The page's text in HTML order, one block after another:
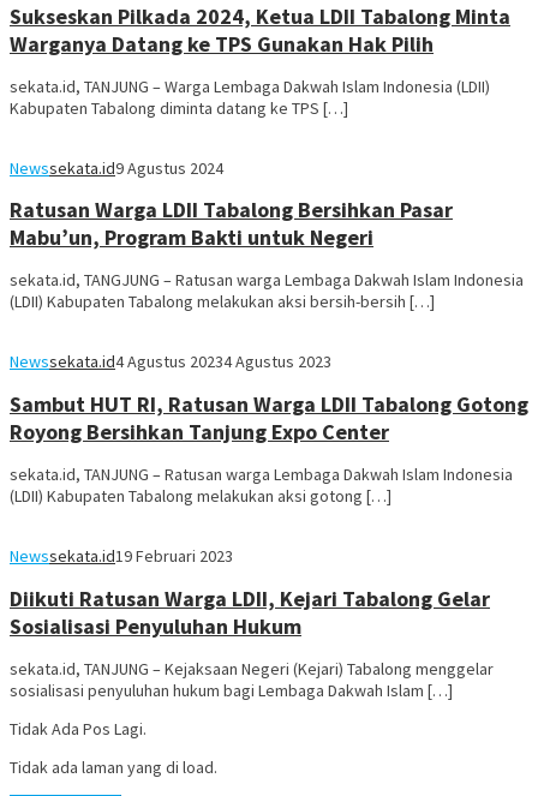
Sukseskan Pilkada 2024, Ketua LDII Tabalong Minta
Warganya Datang ke TPS Gunakan Hak Pilih
sekata.id, TANJUNG – Warga Lembaga Dakwah Islam Indonesia (LDII)
Kabupaten Tabalong diminta datang ke TPS […]
Newssekata.id9 Agustus 2024
Ratusan Warga LDII Tabalong Bersihkan Pasar
Mabu’un, Program Bakti untuk Negeri
sekata.id, TANGJUNG – Ratusan warga Lembaga Dakwah Islam Indonesia
(LDII) Kabupaten Tabalong melakukan aksi bersih-bersih […]
Newssekata.id4 Agustus 20234 Agustus 2023
Sambut HUT RI, Ratusan Warga LDII Tabalong Gotong
Royong Bersihkan Tanjung Expo Center
sekata.id, TANJUNG – Ratusan warga Lembaga Dakwah Islam Indonesia
(LDII) Kabupaten Tabalong melakukan aksi gotong […]
Newssekata.id19 Februari 2023
Diikuti Ratusan Warga LDII, Kejari Tabalong Gelar
Sosialisasi Penyuluhan Hukum
sekata.id, TANJUNG – Kejaksaan Negeri (Kejari) Tabalong menggelar
sosialisasi penyuluhan hukum bagi Lembaga Dakwah Islam […]
Tidak Ada Pos Lagi.
Tidak ada laman yang di load.